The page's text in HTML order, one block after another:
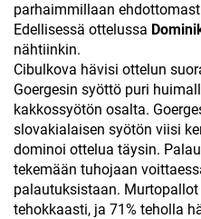
parhaimmillaan
Edellisessä ottelussa
nähtiinkin.
Cibulkova hävisi ottelun
Goergesin syöttö puri
kakkossyötön osalta.
slovakialaisen syötön viisi
dominoi ottelua täysin.
tekemään tuhojaan
palautuksistaan.
tehokkaasti, ja 71% teholla